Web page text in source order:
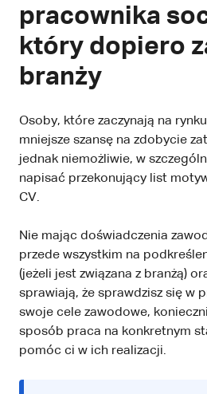
pracownika
który dopiero
branży
Osoby, które zaczynają na
mniejsze szansę na zdobycie
jednak niemożliwie, w
napisać przekonujący list
CV.
Nie mając doświadczenia
przede wszystkim na
(jeżeli jest związana z branżą)
sprawiają, że sprawdzisz się w
swoje cele zawodowe,
sposób praca na konkretnym
pomóc ci w ich realizacji.